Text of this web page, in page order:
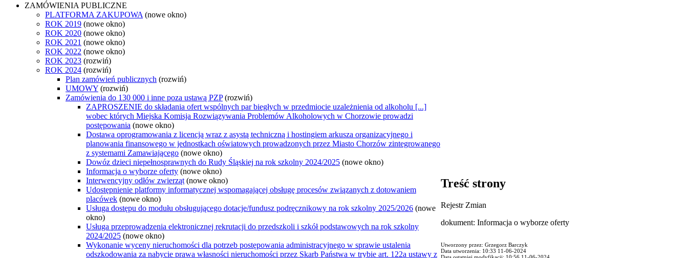
ZAMÓWIENIA PUBLICZNE
PLATFORMA ZAKUPOWA (nowe okno)
ROK 2019 (nowe okno)
ROK 2020 (nowe okno)
ROK 2021 (nowe okno)
ROK 2022 (nowe okno)
ROK 2023 (rozwiń)
ROK 2024 (rozwiń)
Plan zamówień publicznych (rozwiń)
UMOWY (rozwiń)
Zamówienia do 130 000 i inne poza ustawą PZP (rozwiń)
ZAPROSZENIE do składania ofert wspólnych par biegłych w przedmiocie uzależnienia od alkoholu [...]
wobec których Miejska Komisja Rozwiązywania Problemów Alkoholowych w Chorzowie prowadzi
postępowania (nowe okno)
Dostawa oprogramowania z licencją wraz z asystą techniczną i hostingiem arkusza organizacyjnego i
planowania finansowego w jednostkach oświatowych prowadzonych przez Miasto Chorzów zintegrowanego
z systemami Zamawiającego (nowe okno)
Dowóz dzieci niepełnosprawnych do Rudy Śląskiej na rok szkolny 2024/2025 (nowe okno)
Informacja o wyborze oferty (nowe okno)
Interwencyjny odłów zwierząt (nowe okno)
Udostępnienie platformy informatycznej wspomagającej obsługę procesów związanych z dotowaniem
placówek (nowe okno)
Usługa dostępu do modułu obsługującego dotacje/fundusz podręcznikowy na rok szkolny 2025/2026 (nowe
okno)
Usługa przeprowadzenia elektronicznej rekrutacji do przedszkoli i szkół podstawowych na rok szkolny
2024/2025 (nowe okno)
Wykonanie wyceny nieruchomości dla potrzeb postępowania administracyjnego w sprawie ustalenia
odszkodowania za nabycie prawa własności nieruchomości przez Skarb Państwa w trybie art. 122a ustawy z
Treść strony
Rejestr Zmian
dokument: Informacja o wyborze oferty
Utworzony przez: Grzegorz Barczyk
Data utworzenia: 10:33 11-06-2024